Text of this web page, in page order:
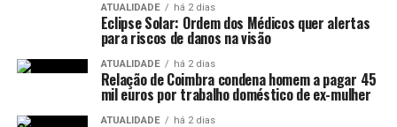
ATUALIDADE há 2 dias
Eclipse Solar: Ordem dos Médicos quer alertas
para riscos de danos na visão
ATUALIDADE há 2 dias
Relação de Coimbra condena homem a pagar 45
mil euros por trabalho doméstico de ex-mulher
ATUALIDADE há 2 dias